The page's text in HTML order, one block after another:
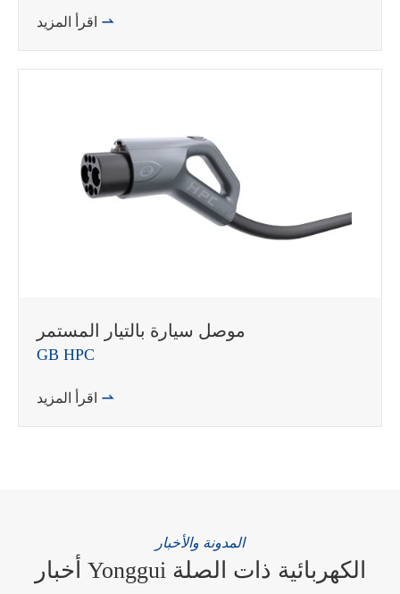

موصل سيارة بالتيار المستمر
GB HPC

المدونة والأخبار
أخبار Yonggui الكهربائية ذات الصلة